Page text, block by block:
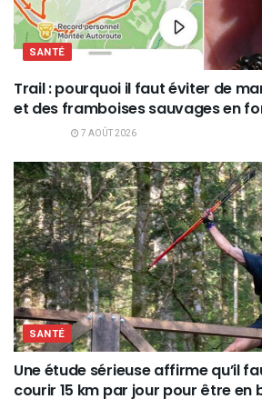
SANTÉ
Trail : pourquoi il faut éviter de
et des framboises sauvages en
7 AOÛT 2026
SANTÉ
Une étude sérieuse affirme qu’il
courir 15 km par jour pour être en